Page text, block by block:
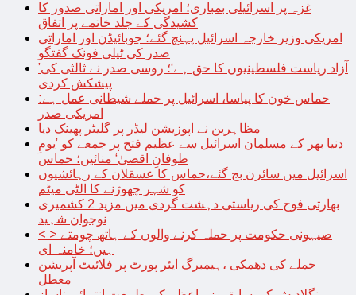
غزہ پر اسرائیلی بمباری؛ امریکی اور اماراتی صدور کا
کشیدگی کے جلد خاتمے پر اتفاق
امریکی وزیر خارجہ اسرائیل پہنچ گئے؛ جوبائیڈن اور اماراتی
صدر کی ٹیلی فونک گفتگو
’آزاد ریاست فلسطینیوں کا حق ہے‘؛ روسی صدر نے ثالثی کی
پیشکش کردی
حماس خون کا پیاسا، اسرائیل پر حملے شیطانی عمل ہے:
امریکی صدر
مظاہرین نے اپوزیشن لیڈر پر گلیٹر پھینک دیا
دنیا بھر کے مسلمان اسرائیل سے عظیم فتح پر جمعے کو ’یومِ
طوفانِ اقصیٰ‘ منائیں؛ حماس
اسرائیل میں سائرن بج گئے،حماس کا عسقلان کے رہائشیوں
کو شہر چھوڑنے کا الٹی میٹم
بھارتی فوج کی ریاستی دہشت گردی میں مزید 2 کشمیری
نوجوان شہید
< > صیہونی حکومت پر حملہ کرنے والوں کے ہاتھ چومتے
ہیں؛ خامنہ ای
حملے کی دھمکی ،ہیمبرگ ایئر پورٹ پر فلائیٹ آپریشن
معطل